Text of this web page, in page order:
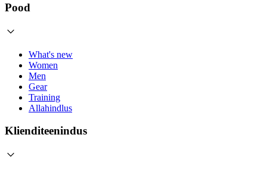
Pood
What's new
Women
Men
Gear
Training
Allahindlus
Klienditeenindus